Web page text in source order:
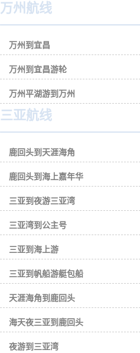
万州航线
万州到宜昌
万州到宜昌游轮
万州平湖游到万州
三亚航线
鹿回头到天涯海角
鹿回头到海上嘉年华
三亚到夜游三亚湾
三亚湾到公主号
三亚到海上游
三亚到帆船游艇包船
天涯海角到鹿回头
海天夜三亚到鹿回头
夜游到三亚湾